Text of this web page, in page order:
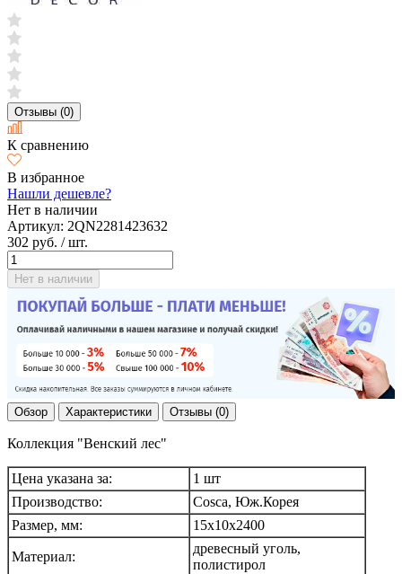
Отзывы (0)
К сравнению
В избранное
Нашли дешевле?
Нет в наличии
Артикул: 2QN2281423632
302 руб. / шт.
Нет в наличии
Обзор Характеристики Отзывы (0)
Коллекция "Венский лес"
Цена указана за:
1 шт
Производство:
Cosca, Юж.Корея
Размер, мм:
15х10х2400
Материал:
древесный уголь,
полистирол